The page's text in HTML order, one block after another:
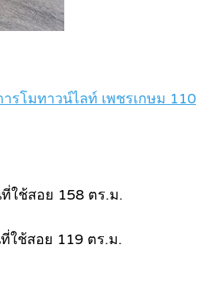
รโมทาวน์ไลท์ เพชรเกษม 110
ใช้สอย 158 ตร.ม.
ใช้สอย 119 ตร.ม.